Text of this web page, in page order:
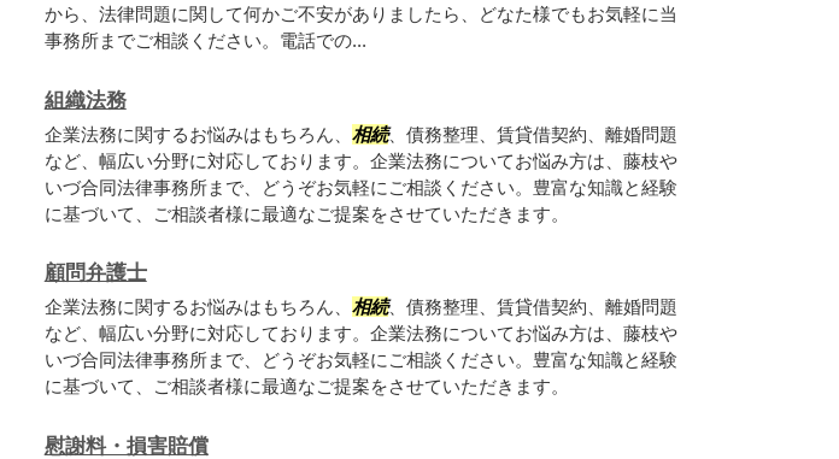
から、法律問題に関して何かご不安がありましたら、どなた様でもお気軽に当
事務所までご相談ください。電話での...
組織法務
企業法務に関するお悩みはもちろん、 相続、債務整理、賃貸借契約、離婚問題
など、幅広い分野に対応しております。企業法務についてお悩み方は、藤枝や
いづ合同法律事務所まで、どうぞお気軽にご相談ください。豊富な知識と経験
に基づいて、ご相談者様に最適なご提案をさせていただきます。
顧問弁護士
企業法務に関するお悩みはもちろん、 相続、債務整理、賃貸借契約、離婚問題
など、幅広い分野に対応しております。企業法務についてお悩み方は、藤枝や
いづ合同法律事務所まで、どうぞお気軽にご相談ください。豊富な知識と経験
に基づいて、ご相談者様に最適なご提案をさせていただきます。
慰謝料・損害賠償